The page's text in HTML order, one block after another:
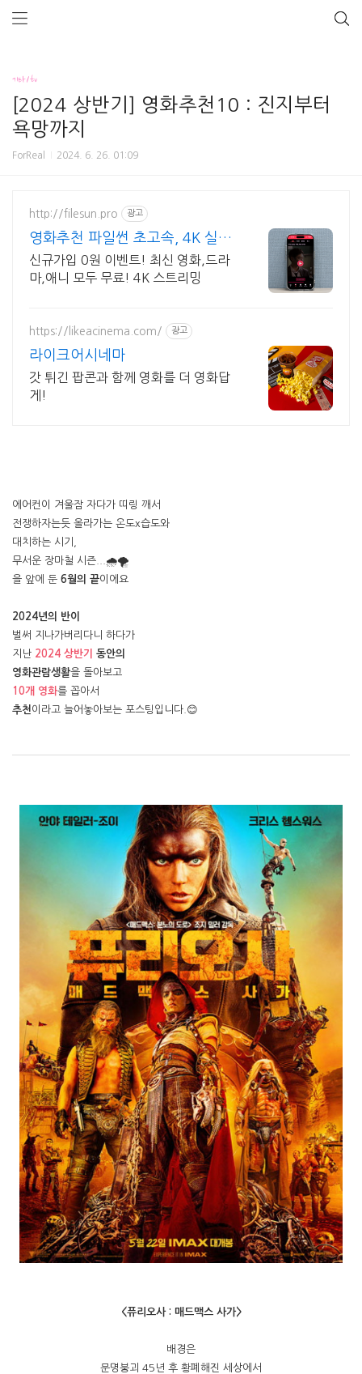
기타/tv
[2024 상반기] 영화추천10 : 진지부터
욕망까지
ForReal 2024. 6. 26. 01:09
http://filesun.pro 광고
영화추천 파일썬 초고속, 4K 실시
간 보기!
신규가입 0원 이벤트! 최신 영화,드라
마,애니 모두 무료! 4K 스트리밍
https://likeacinema.com/ 광고
라이크어시네마
갓 튀긴 팝콘과 함께 영화를 더 영화답
게!
에어컨이 겨울잠 자다가 띠링 깨서
전쟁하자는듯 올라가는 온도x습도와
대치하는 시기,
무서운 장마철 시즌...🌧🌪
을 앞에 둔 6월의 끝이에요
2024년의 반이
벌써 지나가버리다니 하다가
지난 2024 상반기
동안의
영화관람생활을 돌아보고
10개 영화를 꼽아서
추천이라고 늘어놓아보는 포스팅입니다.😊
<퓨리오사 : 매드맥스 사가>
배경은
문명붕괴 45년 후 황폐해진 세상에서